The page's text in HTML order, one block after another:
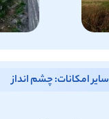
سایر امکانات: چشم انداز